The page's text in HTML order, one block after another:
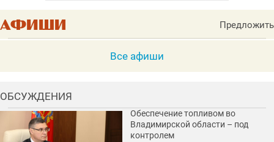
Предложить
Все афиши
ОБСУЖДЕНИЯ
Обеспечение топливом во
Владимирской области – под
контролем